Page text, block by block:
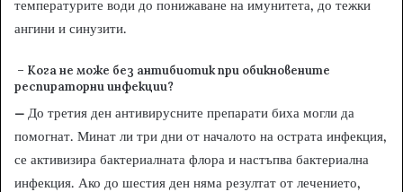
температурите води до понижаване на имунитета, до тежки
ангини и синузити.
– Кога не може без антибиотик при обикновените
респираторни инфекции?
– До третия ден антивирусните препарати биха могли да
помогнат. Минат ли три дни от началото на острата инфекция,
се активизира бактериалната флора и настъпва бактериална
инфекция. Ако до шестия ден няма резултат от лечението,